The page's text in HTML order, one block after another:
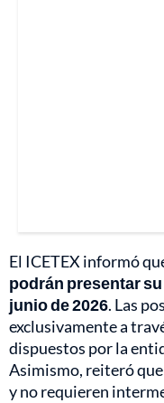
El ICETEX informó
podrán presentar
junio de 2026. Las
exclusivamente a
dispuestos por la
Asimismo, reiteró
y no requieren